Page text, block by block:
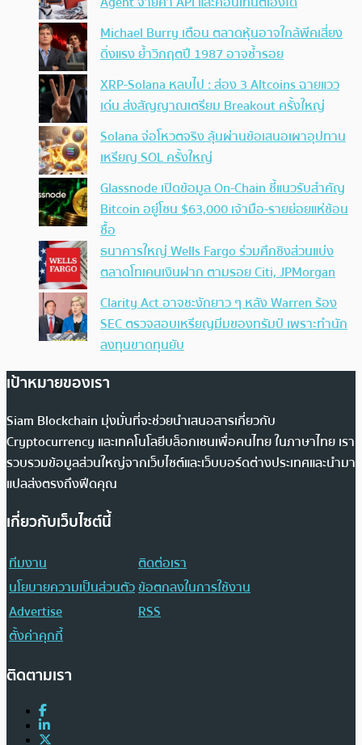
Michael Burry เตือน ตลาดหุ้นอาจใกล้พีคเสี่ยง
ดิ่งแรง ย้ำวิกฤตปี 1987 อาจซ้ำรอย
XRP-Solana หลบไป : ส่อง 3 Altcoins ฉายแวว
เด่น ส่งสัญญาณเตรียม Breakout ครั้งใหญ่
Solana จ่อโหวตจริง ลุ้นผ่านข้อเสนอเผาอุปทาน
เหรียญ SOL ครั้งใหญ่
Glassnode เปิดข้อมูล On-Chain ชี้แนวรับสำคัญ
Bitcoin อยู่โซน $63,000 เจ้ามือ-รายย่อยแห่ช้อน
ซื้อ
ธนาคารใหญ่ Wells Fargo ร่วมศึกชิงส่วนแบ่ง
ตลาดโทเคนเงินฝาก ตามรอย Citi, JPMorgan
Clarity Act อาจชะงักยาว ๆ หลัง Warren ร้อง
SEC ตรวจสอบเหรียญมีมของทรัมป์ เพราะทำนัก
ลงทุนขาดทุนยับ
เป้าหมายของเรา
Siam Blockchain มุ่งมั่นที่จะช่วยนำเสนอสารเกี่ยวกับ
Cryptocurrency และเทคโนโลยีบล็อกเชนเพื่อคนไทย ในภาษาไทย เรา
รวบรวมข้อมูลส่วนใหญ่จากเว็บไซต์และเว็บบอร์ดต่างประเทศและนำมา
แปลส่งตรงถึงฟีดคุณ
เกี่ยวกับเว็บไซต์นี้
ทีมงาน
ติดต่อเรา
นโยบายความเป็นส่วนตัวข้อตกลงในการใช้งาน
Advertise
RSS
ตั้งค่าคุกกี้
ติดตามเรา